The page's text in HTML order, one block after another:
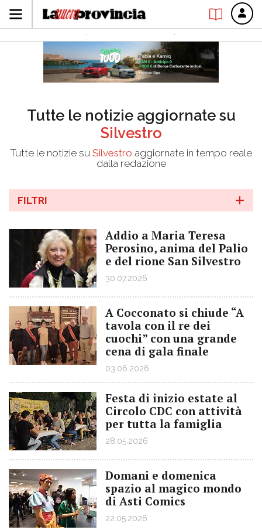
Tutte le notizie aggiornate su
Silvestro
Tutte le notizie su Silvestro aggiornate in tempo reale
dalla redazione
FILTRI
Addio a Maria Teresa
Perosino, anima del Palio
e del rione San Silvestro
30.07.2026
A Cocconato si chiude “A
tavola con il re dei
cuochi” con una grande
cena di gala finale
03.06.2026
Festa di inizio estate al
Circolo CDC con attività
per tutta la famiglia
28.05.2026
Domani e domenica
spazio al magico mondo
di Asti Comics
22.05.2026